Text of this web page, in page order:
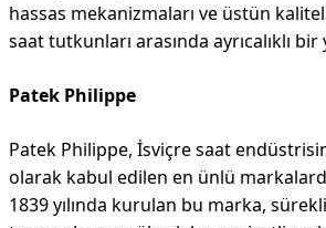
hassas mekanizmaları ve üstün
saat tutkunları arasında ayrıcalıklı
Patek Philippe
Patek Philippe, İsviçre saat
olarak kabul edilen en ünlü
1839 yılında kurulan bu marka,